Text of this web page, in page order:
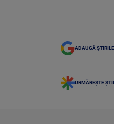
ADAUGĂ
URMĂREȘTE